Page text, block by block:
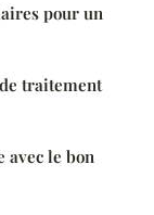
pour un
traitement
avec le bon